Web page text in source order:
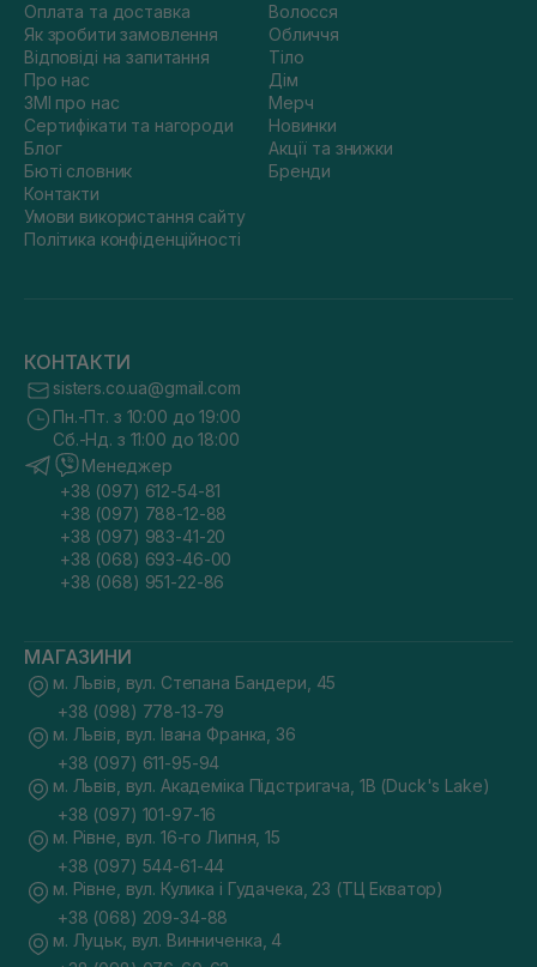
Оплата та доставка
Як зробити замовлення
Відповіді на запитання
Про нас
ЗМІ про нас
Сертифікати та нагороди
Блог
Бюті словник
Контакти
Умови використання сайту
Політика конфіденційності
Волосся
Обличчя
Тіло
Дім
Мерч
Новинки
Акції та знижки
Бренди
КОНТАКТИ
sisters.co.ua@gmail.com
Пн.-Пт. з 10:00 до 19:00
Сб.-Нд. з 11:00 до 18:00
Менеджер
+38 (097) 612-54-81
+38 (097) 788-12-88
+38 (097) 983-41-20
+38 (068) 693-46-00
+38 (068) 951-22-86
МАГАЗИНИ
м. Львів, вул. Степана Бандери, 45
+38 (098) 778-13-79
м. Львів, вул. Івана Франка, 36
+38 (097) 611-95-94
м. Львів, вул. Академіка Підстригача, 1В (Duck's Lake)
+38 (097) 101-97-16
м. Рівне, вул. 16-го Липня, 15
+38 (097) 544-61-44
м. Рівне, вул. Кулика і Гудачека, 23 (ТЦ Екватор)
+38 (068) 209-34-88
м. Луцьк, вул. Винниченка, 4